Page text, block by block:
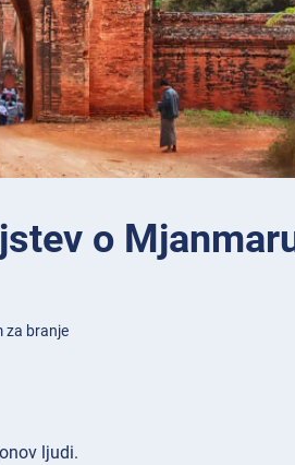
o
za branje
ljudi.